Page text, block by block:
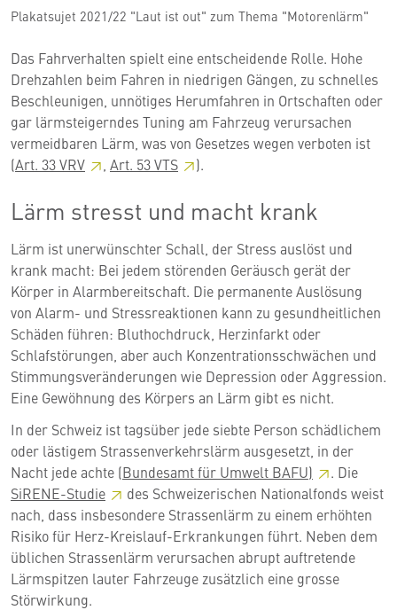
Plakatsujet 2021/22 "Laut ist out" zum Thema "Motorenlärm"
Das Fahrverhalten spielt eine entscheidende Rolle. Hohe
Drehzahlen beim Fahren in niedrigen Gängen, zu schnelles
Beschleunigen, unnötiges Herumfahren in Ortschaften oder
gar lärmsteigerndes Tuning am Fahrzeug verursachen
vermeidbaren Lärm, was von Gesetzes wegen verboten ist
(Art. 33VRV Art. 53VTS ).
Lärm stresst und macht krank
Lärm ist unerwünschter Schall, der Stress auslöst und
krank macht: Bei jedem störenden Geräusch gerät der
Körper in Alarmbereitschaft. Die permanente Auslösung
von Alarm- und Stressreaktionen kann zu gesundheitlichen
Schäden führen: Bluthochdruck, Herzinfarkt oder
Schlafstörungen, aber auch Konzentrationsschwächen und
Stimmungsveränderungen wie Depression oder Aggression.
Eine Gewöhnung des Körpers an Lärm gibt es nicht.
In der Schweiz ist tagsüber jede siebte Person schädlichem
oder lästigem Strassenverkehrslärm ausgesetzt, in der
Nacht jede achte (Bundesamt für Umwelt BAFU) . Die
SiRENE-Studie
des Schweizerischen Nationalfonds weist
nach, dass insbesondere Strassenlärm zu einem erhöhten
Risiko für Herz-Kreislauf-Erkrankungen führt. Neben dem
üblichen Strassenlärm verursachen abrupt auftretende
Lärmspitzen lauter Fahrzeuge zusätzlich eine grosse
Störwirkung.